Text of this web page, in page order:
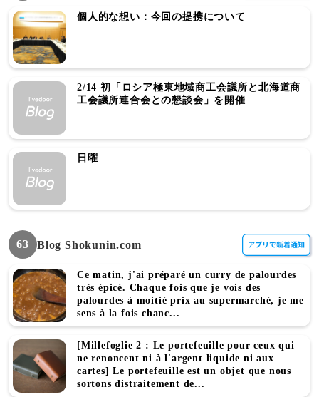
個人的な想い：今回の提携について
2/14 初「ロシア極東地域商工会議所と北海道商
工会議所連合会との懇談会」を開催
日曜
63 Blog Shokunin.com
Ce matin, j'ai préparé un curry de palourdes
très épicé. Chaque fois que je vois des
palourdes à moitié prix au supermarché, je me
sens à la fois chanc...
[Millefoglie 2 : Le portefeuille pour ceux qui
ne renoncent ni à l'argent liquide ni aux
cartes] Le portefeuille est un objet que nous
sortons distraitement de...